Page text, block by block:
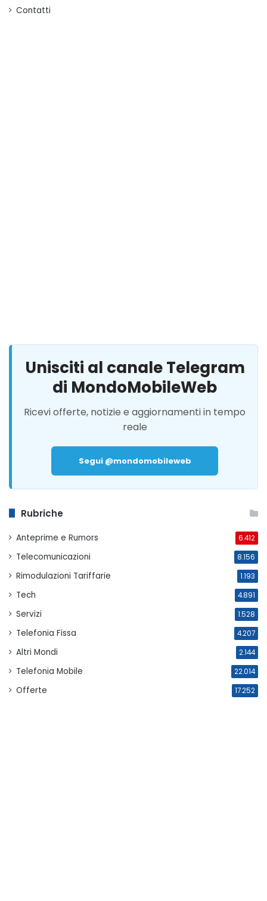
Contatti
Unisciti al canale Telegram
di MondoMobileWeb
Ricevi offerte, notizie e aggiornamenti in tempo
reale
Segui @mondomobileweb
Rubriche
Anteprime e Rumors 6.412
Telecomunicazioni 8.156
Rimodulazioni Tariffarie 1.193
Tech 4.891
Servizi 1.528
Telefonia Fissa 4.207
Altri Mondi 2.144
Telefonia Mobile 22.014
Offerte 17.252